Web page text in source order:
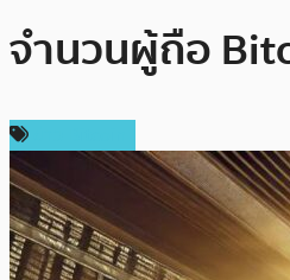
จำนวนผู้ถือ